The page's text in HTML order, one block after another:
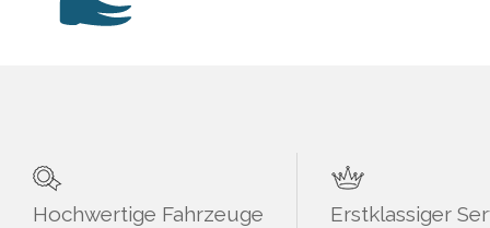
Hochwertige Fahrzeuge Erstklassiger